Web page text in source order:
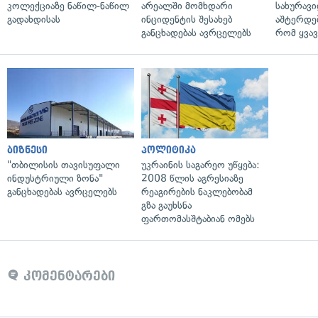
კოლექციაზე ნაწილ-ნაწილ
გადახდისას
არეალში მომხდარი
ინციდენტის შესახებ
განცხადებას ავრცელებს
რომ
ბიზნესი
"თბილისის თავისუფალი
ინდუსტრიული ზონა"
განცხადებას ავრცელებს
პოლიტიკა
უკრაინის საგარეო უწყება:
2008 წლის აგრესიაზე
რეაგირების ნაკლებობამ
გზა გაუხსნა
ფართომასშტაბიან ომებს
კომენტარები